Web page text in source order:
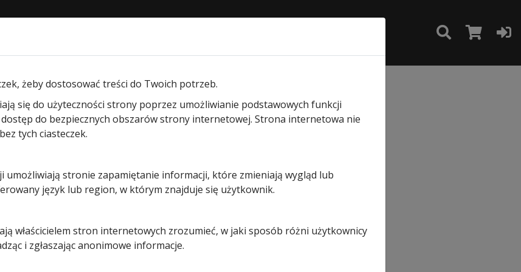
/ Próg uszczelniający do bramy garażowej segmentowej
Próg
do bramy
segmentowej
żeby dostosować treści do Twoich potrzeb.
się do użyteczności strony poprzez umożliwianie podstawowych funkcji
do bezpiecznych obszarów strony internetowej. Strona internetowa nie
tych ciasteczek.
umożliwiają stronie zapamiętanie informacji, które zmieniają wygląd lub
język lub region, w którym znajduje się użytkownik.
właścicielem stron internetowych zrozumieć, w jaki sposób różni użytkownicy
i zgłaszając anonimowe informacje.